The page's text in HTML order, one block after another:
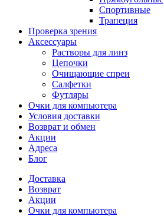
Спортивные
Трапеция
Проверка зрения
Аксессуары
Растворы для линз
Цепочки
Очищающие спреи
Салфетки
Футляры
Очки для компьютера
Условия доставки
Возврат и обмен
Акции
Адреса
Блог
Доставка
Возврат
Акции
Очки для компьютера